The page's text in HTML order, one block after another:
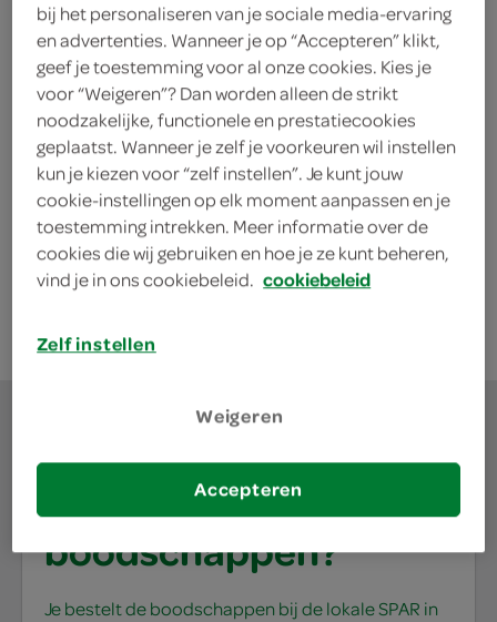
3.99 kies je SPAR
Indomita Sauvignon Blanc
75 Centiliter
3.99 kies je SPAR
waar doe jij je
boodschappen?
Je bestelt de boodschappen bij de lokale SPAR in
bij het personaliseren van je sociale media-ervaring
en advertenties. Wanneer je op “Accepteren” klikt,
geef je toestemming voor al onze cookies. Kies je
voor “Weigeren”? Dan worden alleen de strikt
noodzakelijke, functionele en prestatiecookies
geplaatst. Wanneer je zelf je voorkeuren wil instellen
kun je kiezen voor “zelf instellen”. Je kunt jouw
cookie-instellingen op elk moment aanpassen en je
toestemming intrekken. Meer informatie over de
cookies die wij gebruiken en hoe je ze kunt beheren,
vind je in ons cookiebeleid. cookiebeleid
Zelf instellen
Weigeren
Accepteren